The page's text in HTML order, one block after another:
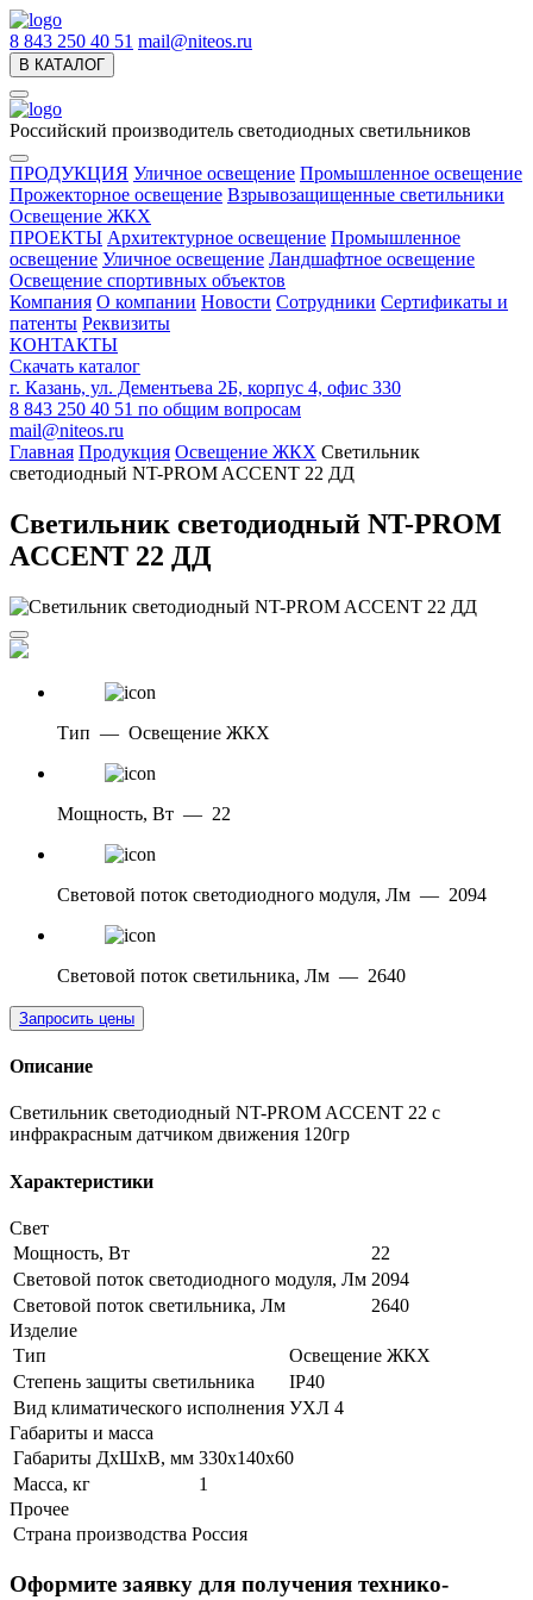
8 843 250 40 51 mail@niteos.ru
В КАТАЛОГ
Российский производитель светодиодных светильников
ПРОДУКЦИЯ Уличное освещение Промышленное освещение
Прожекторное освещение Взрывозащищенные светильники
Освещение ЖКХ
ПРОЕКТЫ Архитектурное освещение Промышленное
освещение Уличное освещение Ландшафтное освещение
Освещение спортивных объектов
Компания О компании Новости Сотрудники Сертификаты и
патенты Реквизиты
КОНТАКТЫ
Скачать каталог
г. Казань, ул. Дементьева 2Б, корпус 4, офис 330
8 843 250 40 51 по общим вопросам
mail@niteos.ru
Главная Продукция Освещение ЖКХ Светильник
светодиодный NT-PROM ACCENT 22 ДД
Светильник светодиодный NT-PROM
ACCENT 22 ДД
Тип — Освещение ЖКХ
Мощность, Вт — 22
Световой поток светодиодного модуля, Лм — 2094
Световой поток светильника, Лм — 2640
Запросить цены
Описание
Светильник светодиодный NT-PROM ACCENT 22 с
инфракрасным датчиком движения 120гр
Характеристики
Свет
Мощность, Вт
22
Световой поток светодиодного модуля, Лм 2094
Световой поток светильника, Лм
2640
Изделие
Тип
Освещение ЖКХ
Степень защиты светильника
IP40
Вид климатического исполнения УХЛ 4
Габариты и масса
Габариты ДхШхВ, мм 330х140х60
Масса, кг
1
Прочее
Страна производства Россия
Оформите заявку для получения технико-